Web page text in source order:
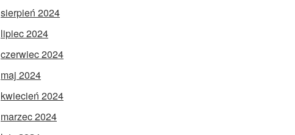
sierpień 2024
lipiec 2024
czerwiec 2024
maj 2024
kwiecień 2024
marzec 2024